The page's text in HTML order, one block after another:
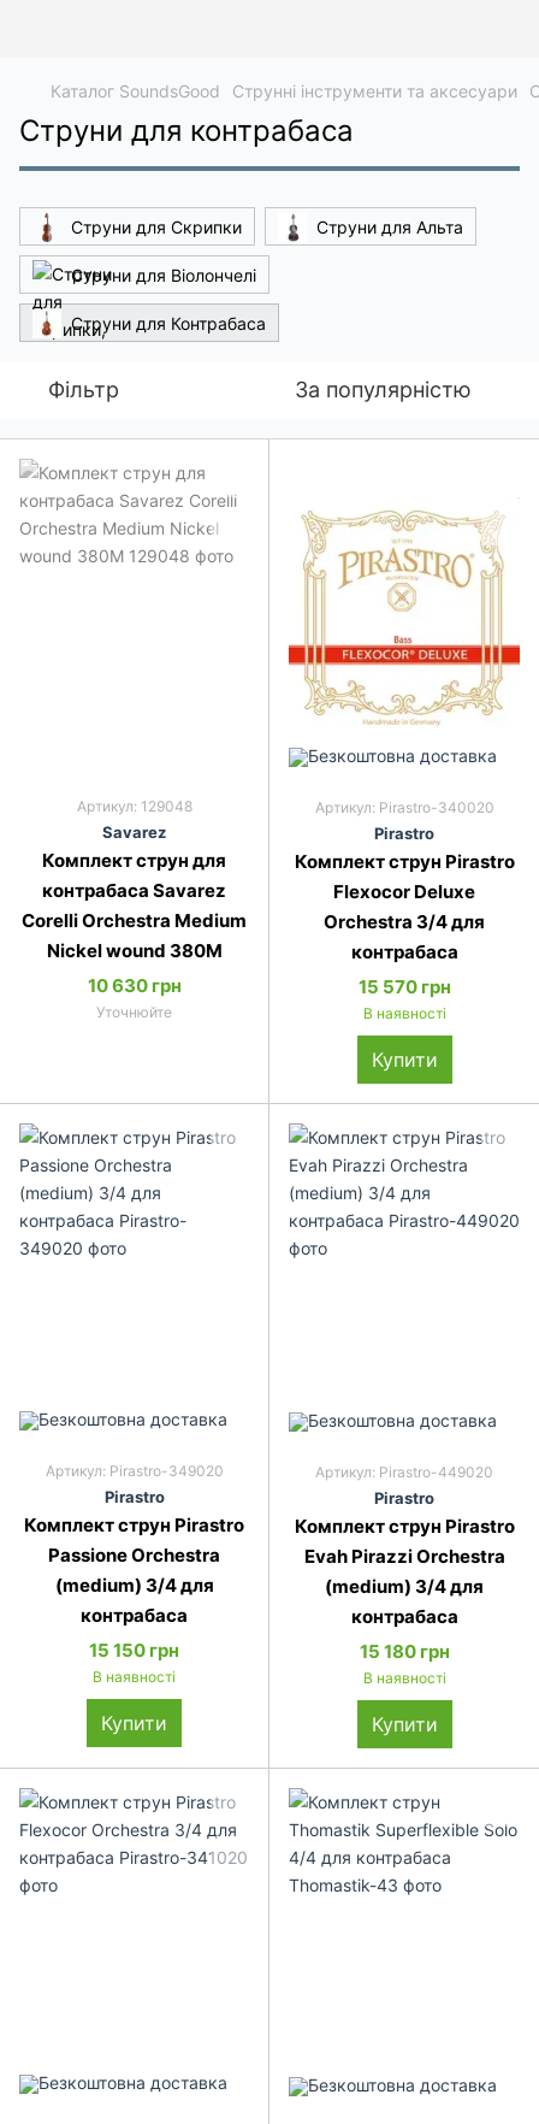
Каталог SoundsGood Струнні інструменти та аксесуари
Струни для контрабаса
Струни для Скрипки Струни для Альта
Струни для Віолончелі
Струни для Контрабаса
Фільтр За популярністю
Артикул: 129048
Savarez
Комплект струн для
контрабаса Savarez
Corelli Orchestra Medium
Nickel wound 380M
10 630 грн
Уточнюйте
Артикул: Pirastro-340020
Pirastro
Комплект струн Pirastro
Flexocor Deluxe
Orchestra 3/4 для
контрабаса
15 570 грн
В наявності
Купити
Артикул: Pirastro-349020
Pirastro
Комплект струн Pirastro
Passione Orchestra
(medium) 3/4 для
контрабаса
15 150 грн
В наявності
Купити
Артикул: Pirastro-449020
Pirastro
Комплект струн Pirastro
Evah Pirazzi Orchestra
(medium) 3/4 для
контрабаса
15 180 грн
В наявності
Купити